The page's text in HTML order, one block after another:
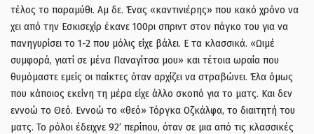
τέλος το παραμύθι. Αμ δε. Ένας «καντινιέρης» που κακό χρόνο να
χει από την Εσκισεχίρ έκανε 100ρι σπριντ στον πάγκο του για να
πανηγυρίσει το 1-2 που μόλις είχε βάλει. Ε τα κλασσικά. «Ωιμέ
συμφορά, γιατί σε μένα Παναγίτσα μου» και τέτοια ωραία που
θυμόμαστε εμείς οι παίκτες όταν αρχίζει να στραβώνει. Έλα όμως
που κάποιος εκείνη τη μέρα είχε άλλο σκοπό για το ματς. Και δεν
εννοώ το Θεό. Εννοώ το «θεό» Τόργκα Οζκάλφα, το διαιτητή του
ματς. Το ρόλοι έδειχνε 92’ περίπου, όταν σε μια από τις κλασσικές